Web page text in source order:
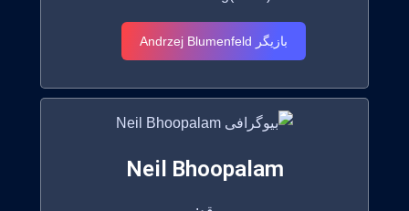
بازیگر Andrzej Blumenfeld
Neil Bhoopalam